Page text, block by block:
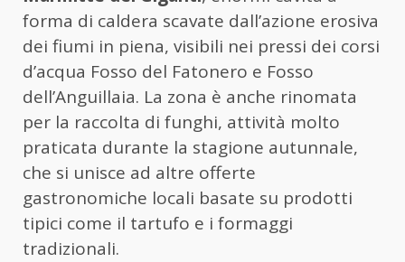
forma di caldera scavate dall’azione erosiva
dei fiumi in piena, visibili nei pressi dei corsi
d’acqua Fosso del Fatonero e Fosso
dell’Anguillaia. La zona è anche rinomata
per la raccolta di funghi, attività molto
praticata durante la stagione autunnale,
che si unisce ad altre offerte
gastronomiche locali basate su prodotti
tipici come il tartufo e i formaggi
tradizionali.